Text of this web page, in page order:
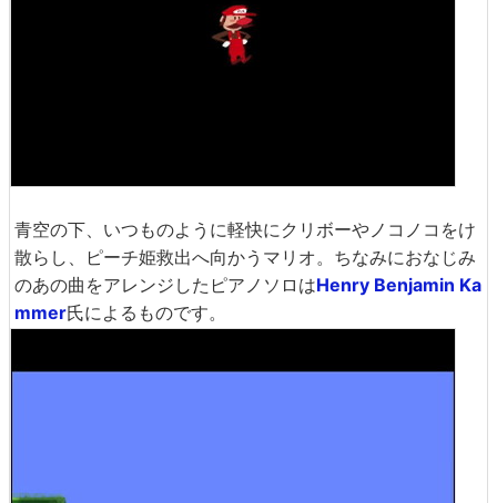
青空の下、いつものように軽快にクリボーやノコノコをけ
散らし、ピーチ姫救出へ向かうマリオ。ちなみにおなじみ
のあの曲をアレンジしたピアノソロはHenry Benjamin Ka
mmer氏によるものです。